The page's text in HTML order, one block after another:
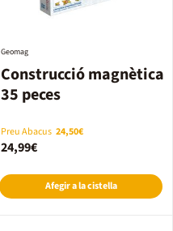
Construcció magnètica
35 peces
Geomag
Preu Abacus 24,50€
24,99€
Afegir a la cistella